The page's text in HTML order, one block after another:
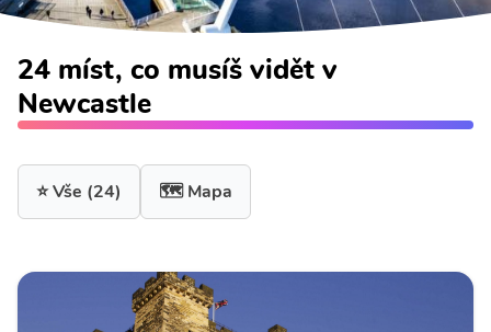
24 míst, co musíš vidět v
Newcastle
⭐ Vše (24) 🗺️ Mapa